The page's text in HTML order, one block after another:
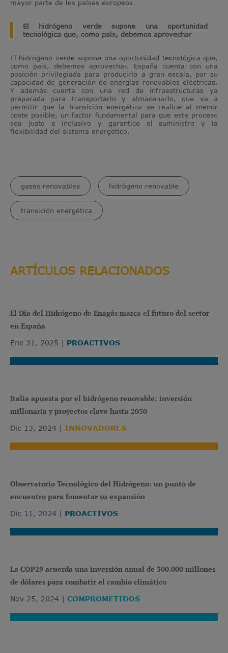
mayor parte de los países europeos.
El hidrógeno verde supone una oportunidad
tecnológica que, como país, debemos aprovechar
El hidrógeno verde supone una oportunidad tecnológica que,
como país, debemos aprovechar. España cuenta con una
posición privilegiada para producirlo a gran escala, por su
capacidad de generación de energías renovables eléctricas.
Y además cuenta con una red de infraestructuras ya
preparada para transportarlo y almacenarlo, que va a
permitir que la transición energética se realice al menor
coste posible, un factor fundamental para que este proceso
sea justo e inclusivo y garantice el suministro y la
flexibilidad del sistema energético.
gases renovables hidrógeno renovable
transición energética
ARTÍCULOS RELACIONADOS
El Día del Hidrógeno de Enagás marca el futuro del sector
en España
Ene 31, 2025 PROACTIVOS
Italia apuesta por el hidrógeno renovable: inversión
millonaria y proyectos clave hasta 2050
Dic 13, 2024 INNOVADORES
Observatorio Tecnológico del Hidrógeno: un punto de
encuentro para fomentar su expansión
Dic 11, 2024 PROACTIVOS
La COP29 acuerda una inversión anual de 300.000 millones
de dólares para combatir el cambio climático
Nov 25, 2024 COMPROMETIDOS